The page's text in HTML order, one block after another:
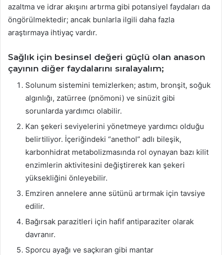
azaltma ve idrar akışını artırma gibi potansiyel faydaları da
öngörülmektedir; ancak bunlarla ilgili daha fazla
araştırmaya ihtiyaç vardır.
Sağlık için besinsel değeri güçlü olan anason
çayının diğer faydalarını sıralayalım;
Solunum sistemini temizlerken; astım, bronşit, soğuk
algınlığı, zatürree (pnömoni) ve sinüzit gibi
sorunlarda yardımcı olabilir.
Kan şekeri seviyelerini yönetmeye yardımcı olduğu
belirtiliyor. İçeriğindeki “anethol” adlı bileşik,
karbonhidrat metabolizmasında rol oynayan bazı kilit
enzimlerin aktivitesini değiştirerek kan şekeri
yüksekliğini önleyebilir.
Emziren annelere anne sütünü artırmak için tavsiye
edilir.
Bağırsak parazitleri için hafif antiparaziter olarak
davranır.
Sporcu ayağı ve saçkıran gibi mantar